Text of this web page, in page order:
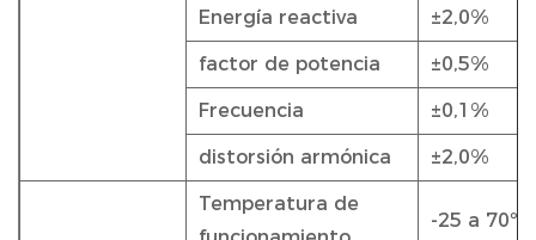
Energía reactiva ±2,0%
factor de potencia ±0,5%
Frecuencia ±0,1%
distorsión armónica ±2,0%
Temperatura de
-25 a 70ºC